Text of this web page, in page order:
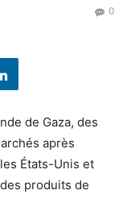
0
de Gaza, des
après
États-Unis et
produits de